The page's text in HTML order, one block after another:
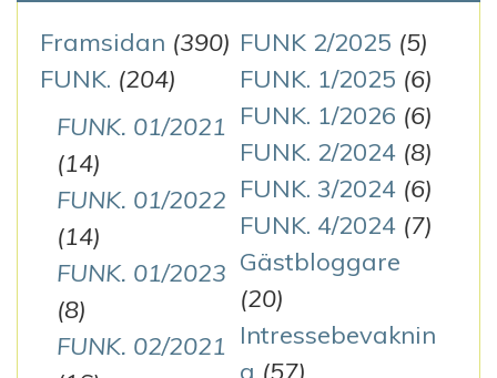
Framsidan (390) FUNK 2/2025 (5)
FUNK. (204)
FUNK. 01/2021
(14)
FUNK. 01/2022
(14)
FUNK. 01/2023
(8)
FUNK. 02/2021
FUNK. 1/2025 (6)
FUNK. 1/2026 (6)
FUNK. 2/2024 (8)
FUNK. 3/2024 (6)
FUNK. 4/2024 (7)
Gästbloggare
(20)
Intressebevaknin